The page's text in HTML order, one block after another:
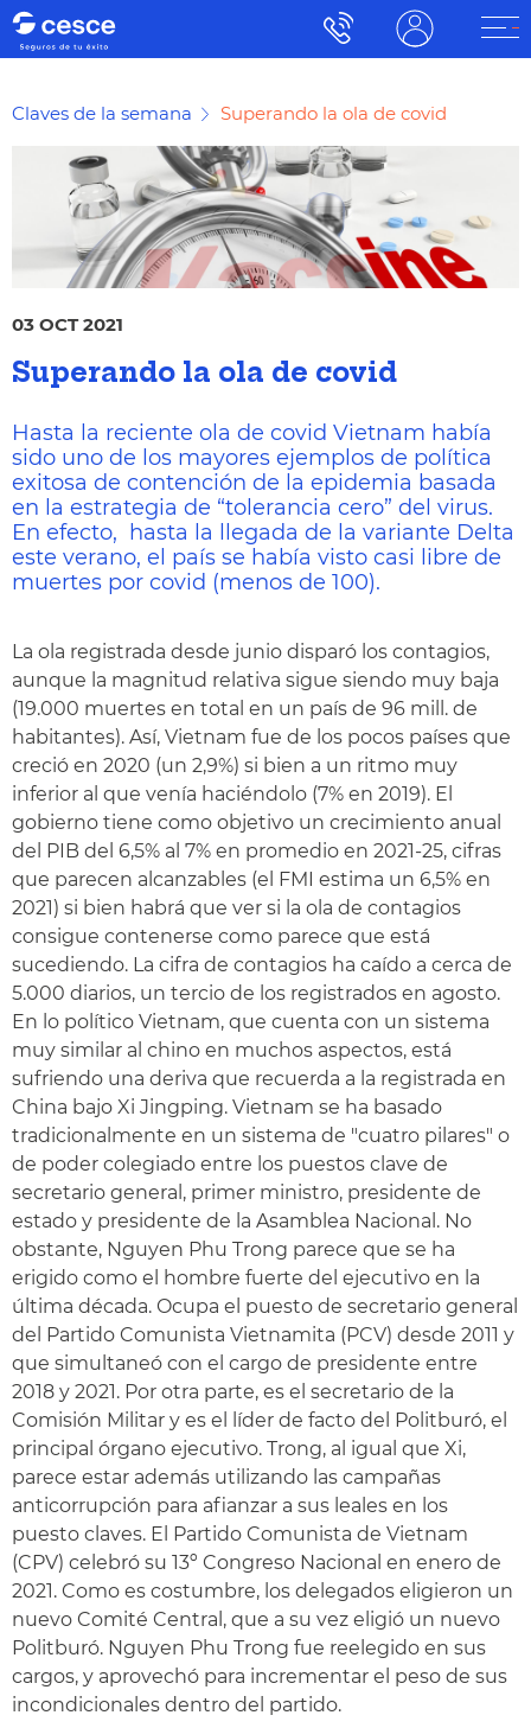
Claves de la semana Superando la ola de covid
03 OCT 2021
Superando la ola de covid
Hasta la reciente ola de covid Vietnam había
sido uno de los mayores ejemplos de política
exitosa de contención de la epidemia basada
en la estrategia de “tolerancia cero” del virus.
En efecto, hasta la llegada de la variante Delta
este verano, el país se había visto casi libre de
muertes por covid (menos de 100).
La ola registrada desde junio disparó los contagios,
aunque la magnitud relativa sigue siendo muy baja
(19.000 muertes en total en un país de 96 mill. de
habitantes). Así, Vietnam fue de los pocos países que
creció en 2020 (un 2,9%) si bien a un ritmo muy
inferior al que venía haciéndolo (7% en 2019). El
gobierno tiene como objetivo un crecimiento anual
del PIB del 6,5% al 7% en promedio en 2021-25, cifras
que parecen alcanzables (el FMI estima un 6,5% en
2021) si bien habrá que ver si la ola de contagios
consigue contenerse como parece que está
sucediendo. La cifra de contagios ha caído a cerca de
5.000 diarios, un tercio de los registrados en agosto.
En lo político Vietnam, que cuenta con un sistema
muy similar al chino en muchos aspectos, está
sufriendo una deriva que recuerda a la registrada en
China bajo Xi Jingping. Vietnam se ha basado
tradicionalmente en un sistema de "cuatro pilares" o
de poder colegiado entre los puestos clave de
secretario general, primer ministro, presidente de
estado y presidente de la Asamblea Nacional. No
obstante, Nguyen Phu Trong parece que se ha
erigido como el hombre fuerte del ejecutivo en la
última década. Ocupa el puesto de secretario general
del Partido Comunista Vietnamita (PCV) desde 2011 y
que simultaneó con el cargo de presidente entre
2018 y 2021. Por otra parte, es el secretario de la
Comisión Militar y es el líder de facto del Politburó, el
principal órgano ejecutivo. Trong, al igual que Xi,
parece estar además utilizando las campañas
anticorrupción para afianzar a sus leales en los
puesto claves. El Partido Comunista de Vietnam
(CPV) celebró su 13º Congreso Nacional en enero de
2021. Como es costumbre, los delegados eligieron un
nuevo Comité Central, que a su vez eligió un nuevo
Politburó. Nguyen Phu Trong fue reelegido en sus
cargos, y aprovechó para incrementar el peso de sus
incondicionales dentro del partido.